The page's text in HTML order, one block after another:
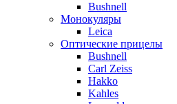
Bushnell
Монокуляры
Leica
Оптические прицелы
Bushnell
Carl Zeiss
Hakko
Kahles